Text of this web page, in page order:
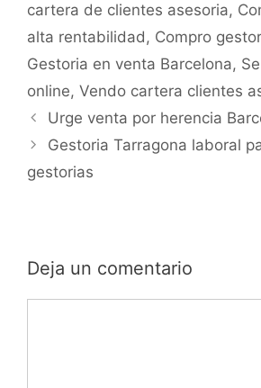
cartera de clientes asesoria,
alta rentabilidad, Compro
Gestoria en venta Barcelona,
online, Vendo cartera clientes
Urge venta por herencia
Gestoria Tarragona laboral
gestorias
Deja un comentario